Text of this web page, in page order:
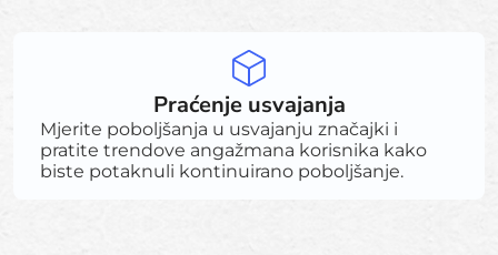
Praćenje usvajanja
Mjerite poboljšanja u usvajanju značajki i
pratite trendove angažmana korisnika kako
biste potaknuli kontinuirano poboljšanje.